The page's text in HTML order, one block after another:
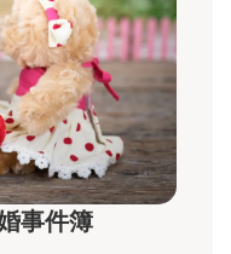
事件簿